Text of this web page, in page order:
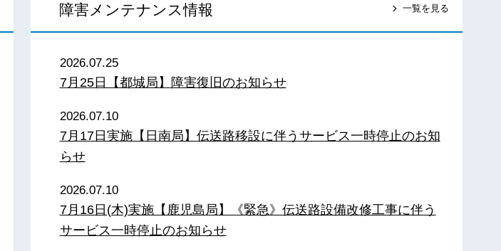
障害メンテナンス情報 一覧を見る
2026.07.25
7月25日【都城局】障害復旧のお知らせ
2026.07.10
7月17日実施【日南局】伝送路移設に伴うサービス一時停止のお知
らせ
2026.07.10
7月16日(木)実施【鹿児島局】《緊急》伝送路設備改修工事に伴う
サービス一時停止のお知らせ